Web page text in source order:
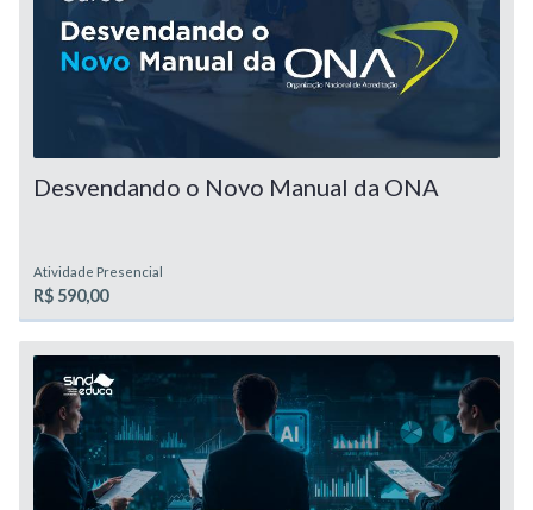
Desvendando o Novo Manual da ONA
Atividade Presencial
R$ 590,00